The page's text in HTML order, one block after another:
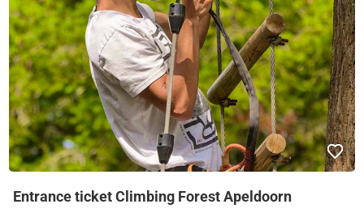
Entrance ticket Climbing Forest Apeldoorn